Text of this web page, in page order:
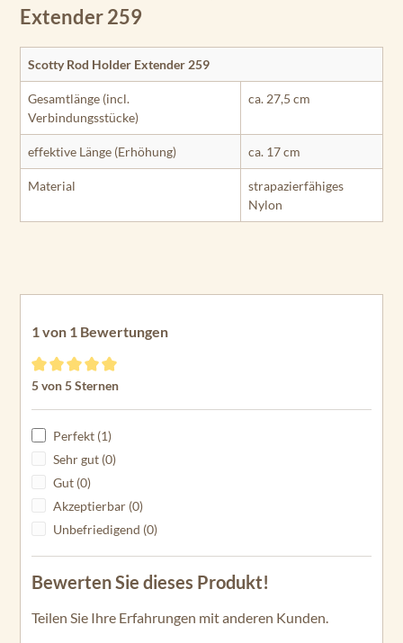
Extender 259
Scotty Rod Holder Extender 259
Gesamtlänge (incl.
Verbindungsstücke)
ca. 27,5 cm
effektive Länge (Erhöhung) ca. 17 cm
Material
strapazierfähiges
Nylon
1 von 1 Bewertungen
Durchschnittliche Bewertung von 5 von 5 Sternen
5 von 5 Sternen
Perfekt (1)
Sehr gut (0)
Gut (0)
Akzeptierbar (0)
Unbefriedigend (0)
Bewerten Sie dieses Produkt!
Teilen Sie Ihre Erfahrungen mit anderen Kunden.